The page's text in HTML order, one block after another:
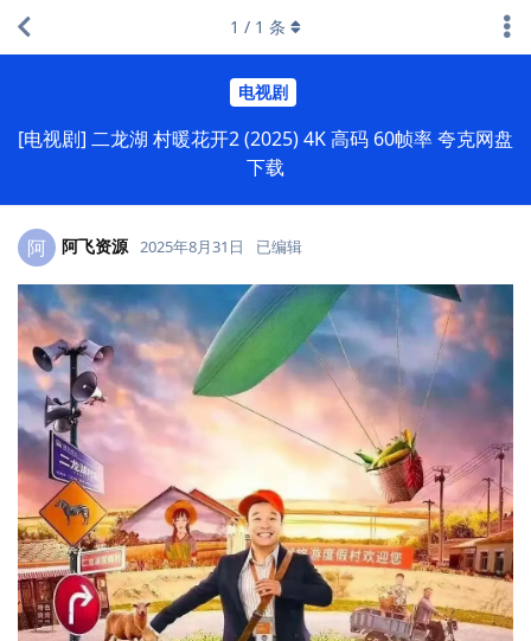
电视剧
[电视剧] 二龙湖 村暖花开2 (2025) 4K 高码 60帧率 夸克网盘
下载
1 / 1 条
阿 阿飞资源 2025年8月31日 已编辑